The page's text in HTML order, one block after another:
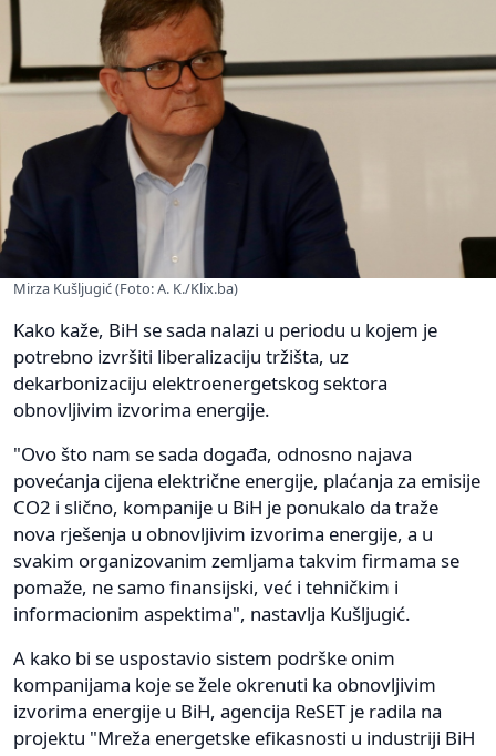
Mirza Kušljugić (Foto: A. K./Klix.ba)
Kako kaže, BiH se sada nalazi u periodu u kojem je
potrebno izvršiti liberalizaciju tržišta, uz
dekarbonizaciju elektroenergetskog sektora
obnovljivim izvorima energije.
"Ovo što nam se sada događa, odnosno najava
povećanja cijena električne energije, plaćanja za emisije
CO2 i slično, kompanije u BiH je ponukalo da traže
nova rješenja u obnovljivim izvorima energije, a u
svakim organizovanim zemljama takvim firmama se
pomaže, ne samo finansijski, već i tehničkim i
informacionim aspektima", nastavlja Kušljugić.
A kako bi se uspostavio sistem podrške onim
kompanijama koje se žele okrenuti ka obnovljivim
izvorima energije u BiH, agencija ReSET je radila na
projektu "Mreža energetske efikasnosti u industriji BiH